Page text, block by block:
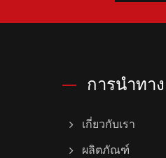
การนำทาง
เกี่ยวกับเรา
ผลิตภัณฑ์